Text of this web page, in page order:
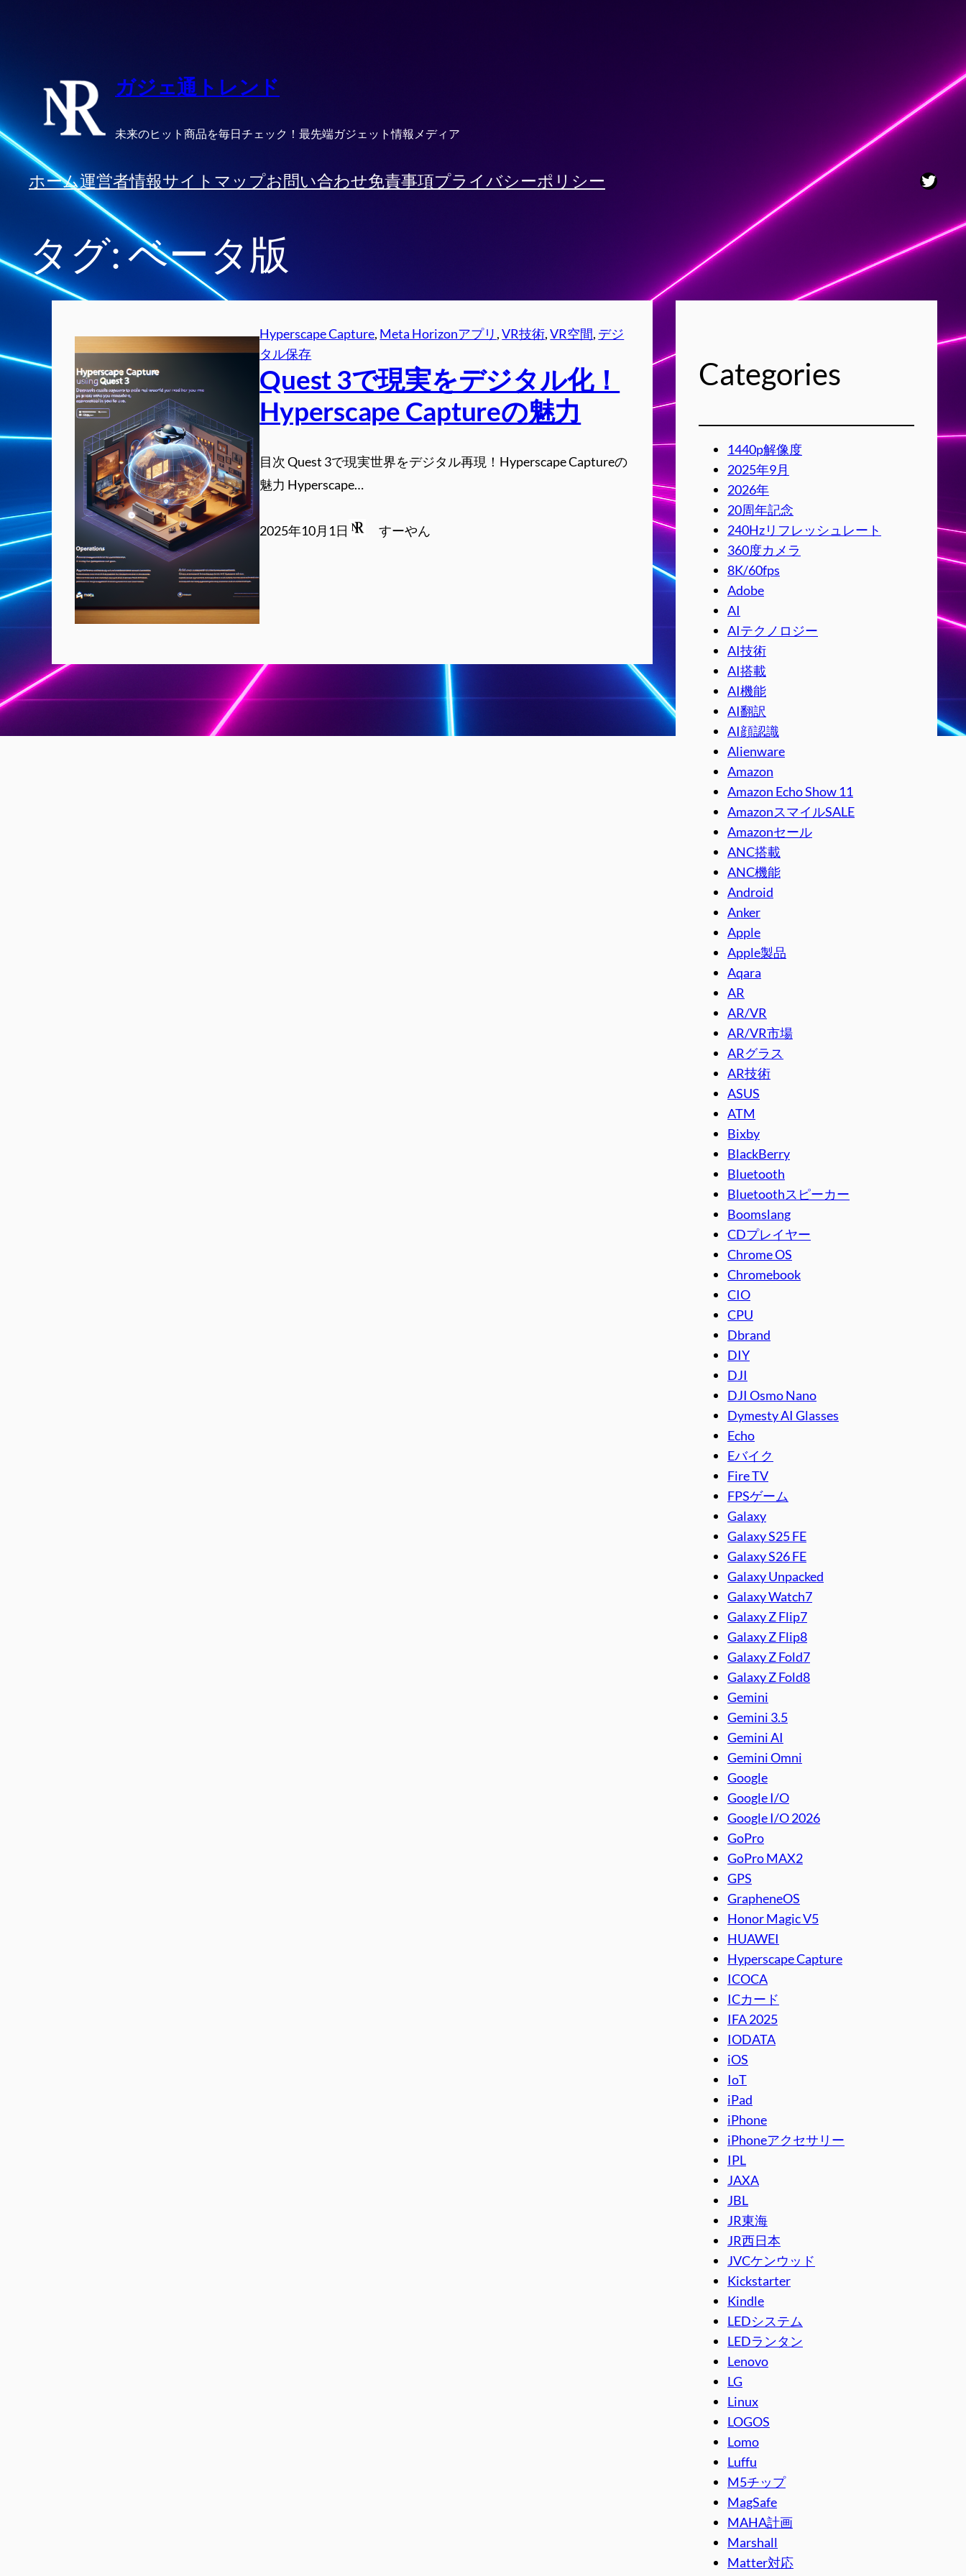
ッ
プ
ガジェ通トレンド
未来のヒット商品を毎日チェック！最先端ガジェット情報メディア
ホーム運営者情報サイトマップお問い合わせ免責事項プライバシーポリシー
タグ:ベータ版
Hyperscape Capture, Meta Horizonアプリ , VR技術, VR空間, デジ
タル保存
Quest 3で現実をデジタル化！
Hyperscape Captureの魅力
目次 Quest 3で現実世界をデジタル再現！Hyperscape Captureの
魅力 Hyperscape…
2025年10月1日 すーやん
Categories
1440p解像度
2025年9月
2026年
20周年記念
240Hzリフレッシュレート
360度カメラ
8K/60fps
Adobe
AI
AIテクノロジー
AI技術
AI搭載
AI機能
AI翻訳
AI顔認識
Alienware
Amazon
Amazon Echo Show 11
AmazonスマイルSALE
Amazonセール
ANC搭載
ANC機能
Android
Anker
Apple
Apple製品
Aqara
AR
AR/VR
AR/VR市場
ARグラス
AR技術
ASUS
ATM
Bixby
BlackBerry
Bluetooth
Bluetoothスピーカー
Boomslang
CDプレイヤー
Chrome OS
Chromebook
CIO
CPU
Dbrand
DIY
DJI
DJI Osmo Nano
Dymesty AI Glasses
Echo
Eバイク
Fire TV
FPSゲーム
Galaxy
Galaxy S25 FE
Galaxy S26 FE
Galaxy Unpacked
Galaxy Watch7
Galaxy Z Flip7
Galaxy Z Flip8
Galaxy Z Fold7
Galaxy Z Fold8
Gemini
Gemini 3.5
Gemini AI
Gemini Omni
Google
Google I/O
Google I/O 2026
GoPro
GoPro MAX2
GPS
GrapheneOS
Honor Magic V5
HUAWEI
Hyperscape Capture
ICOCA
ICカード
IFA 2025
IODATA
iOS
IoT
iPad
iPhone
iPhoneアクセサリー
IPL
JAXA
JBL
JR東海
JR西日本
JVCケンウッド
Kickstarter
Kindle
LEDシステム
LEDランタン
Lenovo
LG
Linux
LOGOS
Lomo
Luffu
M5チップ
MagSafe
MAHA計画
Marshall
Matter対応